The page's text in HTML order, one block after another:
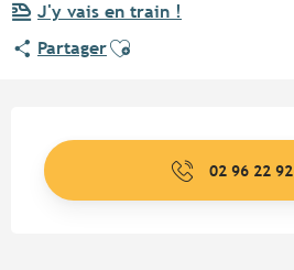
J'y vais en train !
PartagerAjouter aux favoris
02 96 22 92